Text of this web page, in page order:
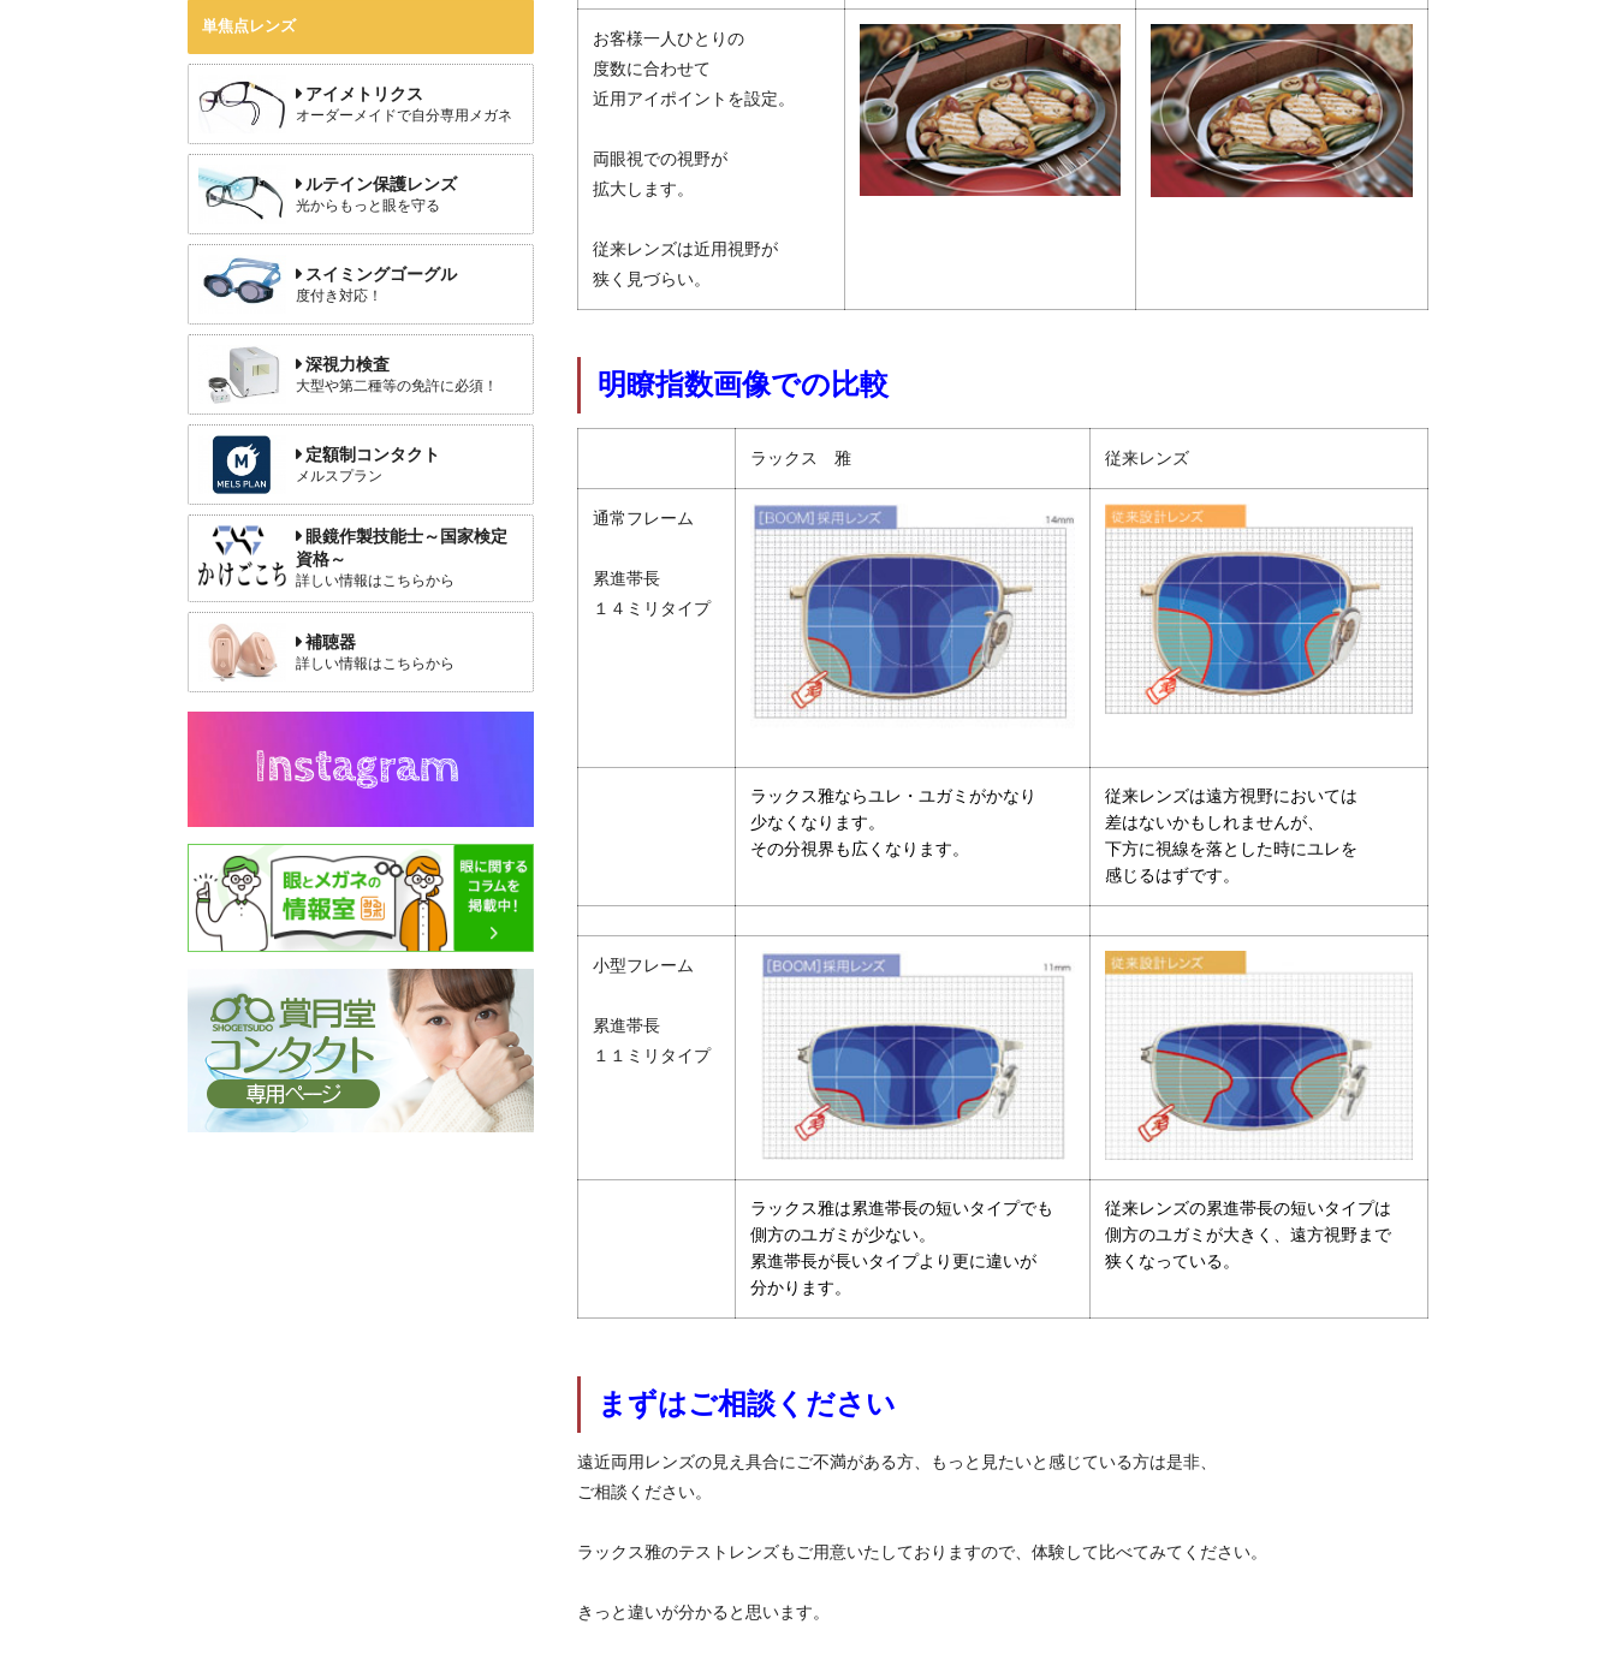
単焦点レンズ
アイメトリクス
オーダーメイドで自分専用メガネ
ルテイン保護レンズ
光からもっと眼を守る
スイミングゴーグル
度付き対応！
深視力検査
大型や第二種等の免許に必須！
定額制コンタクト
メルスプラン
眼鏡作製技能士～国家検定
資格～
詳しい情報はこちらから
補聴器
詳しい情報はこちらから
お客様一人ひとりの
度数に合わせて
近用アイポイントを設定。
両眼視での視野が
拡大します。
従来レンズは近用視野が
狭く見づらい。
明瞭指数画像での比較
ラックス 雅 従来レンズ
通常フレーム
累進帯長
１４ミリタイプ
ラックス雅ならユレ・ユガミがかなり
少なくなります。
その分視界も広くなります。
従来レンズは遠方視野においては
差はないかもしれませんが、
下方に視線を落とした時にユレを
感じるはずです。
小型フレーム
累進帯長
１１ミリタイプ
ラックス雅は累進帯長の短いタイプでも
側方のユガミが少ない。
累進帯長が長いタイプより更に違いが
分かります。
従来レンズの累進帯長の短いタイプは
側方のユガミが大きく、遠方視野まで
狭くなっている。
まずはご相談ください
遠近両用レンズの見え具合にご不満がある方、もっと見たいと感じている方は是非、
ご相談ください。
ラックス雅のテストレンズもご用意いたしておりますので、体験して比べてみてください。
きっと違いが分かると思います。